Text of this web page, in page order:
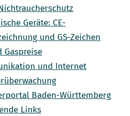
Geräte: CE-
und GS-Zeichen
Gaspreise
und Internet
Baden-Württemberg
Links